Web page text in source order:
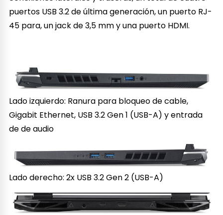
puertos USB 3.2 de última generación, un puerto RJ-
45 para, un jack de 3,5 mm y una puerto HDMI.
Lado izquierdo: Ranura para bloqueo de cable,
Gigabit Ethernet, USB 3.2 Gen 1 (USB-A) y entrada
de de audio
Lado derecho: 2x USB 3.2 Gen 2 (USB-A)